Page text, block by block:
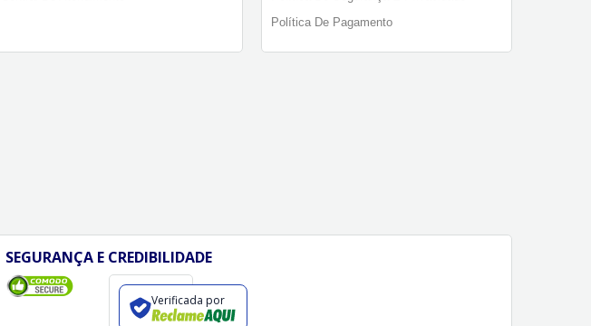
Política De Pagamento
SEGURANÇA E CREDIBILIDADE
Verificada por